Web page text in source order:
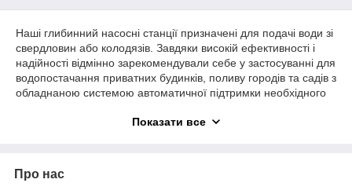
Наші глибинний насосні станції призначені для подачі води зі
свердловин або колодязів. Завдяки високій ефективності і
надійності відмінно зарекомендували себе у застосуванні для
водопостачання приватних будинків, поливу городів та садів з
обладнаною системою автоматичної підтримки необхідного
Показати все
Про нас